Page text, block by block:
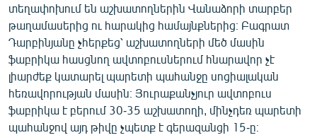
տեղափոխում են աշխատողներին Վանաձորի տարբեր
թաղամասերից ու հարակից համայնքներից։ Բագրատ
Դարբինյանը չհերքեց՝ աշխատողների մեծ մասին
ֆաբրիկա հասցնող ավտոբուսներում հնարավոր չէ
լիարժեք կատարել պարետի պահանջը սոցիալական
հեռավորության մասին։ Յուրաքանչյուր ավտոբուս
ֆաբրիկա է բերում 30-35 աշխատողի, մինչդեռ պարետի
պահանջով այդ թիվը չպետք է գերազանցի 15-ը։